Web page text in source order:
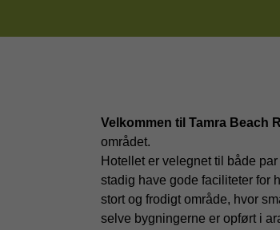
Velkommen til Tamra Beach
området.
Hotellet er velegnet til både
stadig have gode faciliteter for
stort og frodigt område, hvor
selve bygningerne er opført i